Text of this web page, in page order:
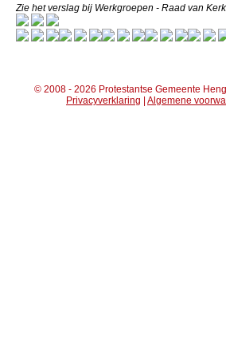
Zie het verslag bij Werkgroepen - Raad van
© 2008 - 2026 Protestantse Gemeente
Privacyverklaring | Algemene